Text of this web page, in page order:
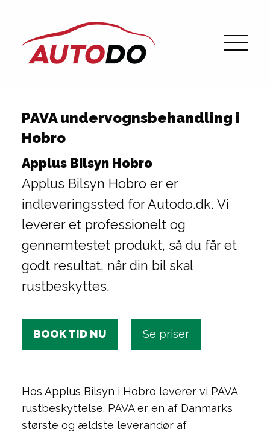
PAVA undervognsbehandling i
Hobro
Applus Bilsyn Hobro
Applus Bilsyn Hobro er er
indleveringssted for Autodo.dk. Vi
leverer et professionelt og
gennemtestet produkt, så du får et
godt resultat, når din bil skal
rustbeskyttes.
BOOK TID NU Se priser
Hos Applus Bilsyn i Hobro leverer vi PAVA
rustbeskyttelse. PAVA er en af Danmarks
største og ældste leverandør af